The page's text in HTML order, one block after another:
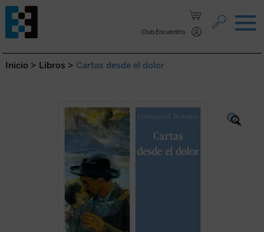
Club Encuentro
Saltar al contenido.
Inicio > Libros > Cartas desde el dolor